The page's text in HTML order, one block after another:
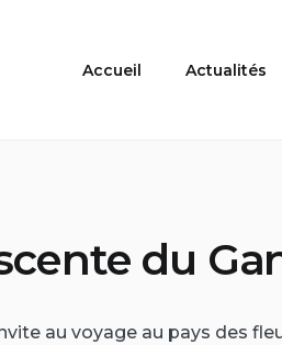
Accueil Actualités
du
au voyage au pays des